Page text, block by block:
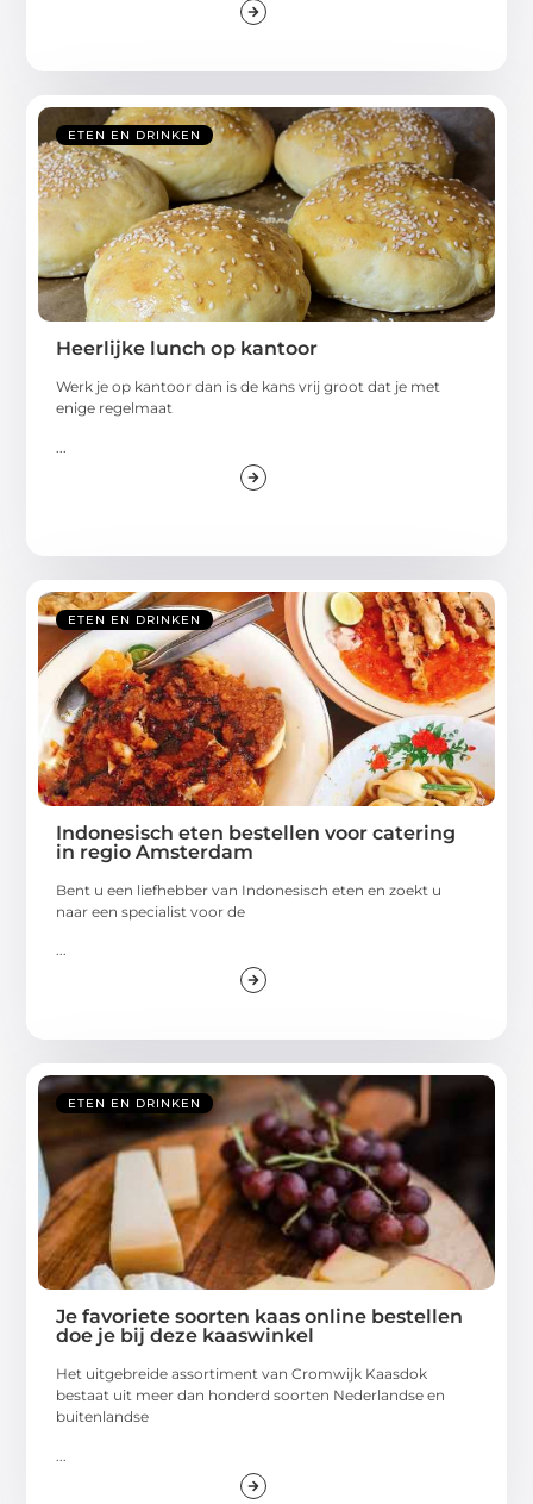
ETEN EN DRINKEN
Heerlijke lunch op kantoor
Werk je op kantoor dan is de kans vrij groot dat je met
enige regelmaat
ETEN EN DRINKEN
Indonesisch eten bestellen voor catering
in regio Amsterdam
Bent u een liefhebber van Indonesisch eten en zoekt u
naar een specialist voor de
...
ETEN EN DRINKEN
Je favoriete soorten kaas online bestellen
doe je bij deze kaaswinkel
Het uitgebreide assortiment van Cromwijk Kaasdok
bestaat uit meer dan honderd soorten Nederlandse en
buitenlandse